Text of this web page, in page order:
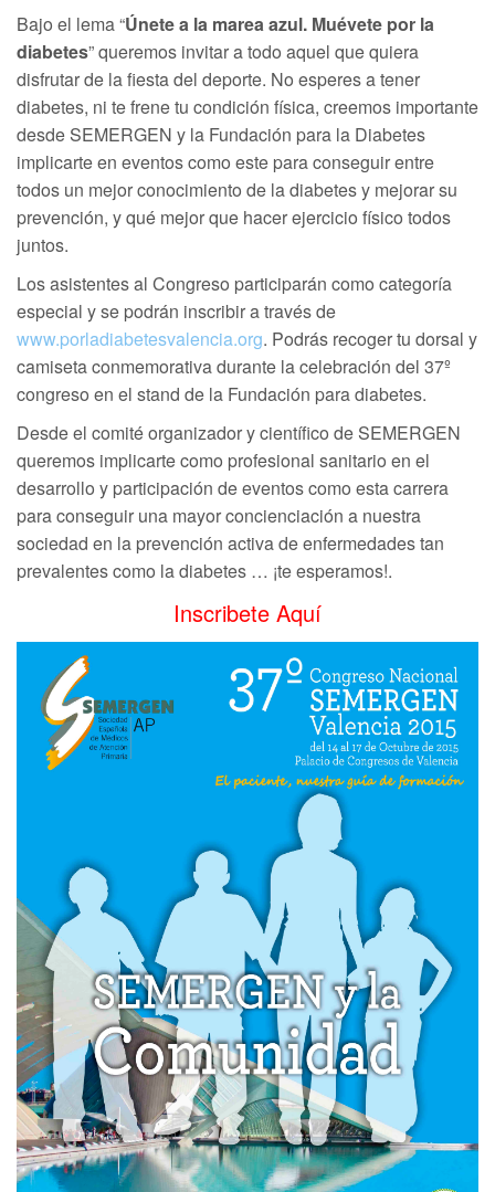
Bajo el lema “Únete a la marea azul. Muévete por la
diabetes” queremos invitar a todo aquel que quiera
disfrutar de la fiesta del deporte. No esperes a tener
diabetes, ni te frene tu condición física, creemos importante
desde SEMERGEN y la Fundación para la Diabetes
implicarte en eventos como este para conseguir entre
todos un mejor conocimiento de la diabetes y mejorar su
prevención, y qué mejor que hacer ejercicio físico todos
juntos.
Los asistentes al Congreso participarán como categoría
especial y se podrán inscribir a través de
www.porladiabetesvalencia.org. Podrás recoger tu dorsal y
camiseta conmemorativa durante la celebración del 37º
congreso en el stand de la Fundación para diabetes.
Desde el comité organizador y científico de SEMERGEN
queremos implicarte como profesional sanitario en el
desarrollo y participación de eventos como esta carrera
para conseguir una mayor concienciación a nuestra
sociedad en la prevención activa de enfermedades tan
prevalentes como la diabetes … ¡te esperamos!.
Inscribete Aquí